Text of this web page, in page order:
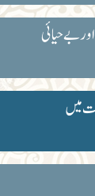
بے حیائی
میں